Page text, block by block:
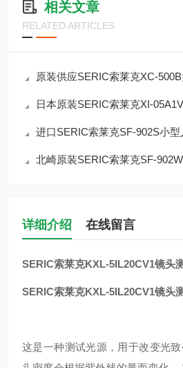
相关文章
RELATED ARTICLES
原装供应SERIC索莱克XC-
日本原装SERIC索莱克XI-
进口SERIC索莱克SF-902S小
北崎原装SERIC索莱克SF-
详细介绍 在线留言
SERIC索莱克KXL-5IL20CV1镜头
SERIC索莱克KXL-5IL20CV1镜头
这是一种测试光源，用于改变光